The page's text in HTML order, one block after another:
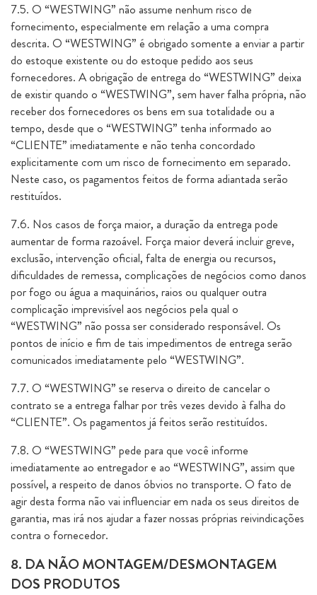
7.5. O “WESTWING” não assume nenhum risco de
fornecimento, especialmente em relação a uma compra
descrita. O “WESTWING” é obrigado somente a enviar a partir
do estoque existente ou do estoque pedido aos seus
fornecedores. A obrigação de entrega do “WESTWING” deixa
de existir quando o “WESTWING”, sem haver falha própria, não
receber dos fornecedores os bens em sua totalidade ou a
tempo, desde que o “WESTWING” tenha informado ao
“CLIENTE” imediatamente e não tenha concordado
explicitamente com um risco de fornecimento em separado.
Neste caso, os pagamentos feitos de forma adiantada serão
restituídos.
7.6. Nos casos de força maior, a duração da entrega pode
aumentar de forma razoável. Força maior deverá incluir greve,
exclusão, intervenção oficial, falta de energia ou recursos,
dificuldades de remessa, complicações de negócios como danos
por fogo ou água a maquinários, raios ou qualquer outra
complicação imprevisível aos negócios pela qual o
“WESTWING” não possa ser considerado responsável. Os
pontos de início e fim de tais impedimentos de entrega serão
comunicados imediatamente pelo “WESTWING”.
7.7. O “WESTWING” se reserva o direito de cancelar o
contrato se a entrega falhar por três vezes devido à falha do
“CLIENTE”. Os pagamentos já feitos serão restituídos.
7.8. O “WESTWING” pede para que você informe
imediatamente ao entregador e ao “WESTWING”, assim que
possível, a respeito de danos óbvios no transporte. O fato de
agir desta forma não vai influenciar em nada os seus direitos de
garantia, mas irá nos ajudar a fazer nossas próprias reivindicações
contra o fornecedor.
8. DA NÃO MONTAGEM/DESMONTAGEM
DOS PRODUTOS